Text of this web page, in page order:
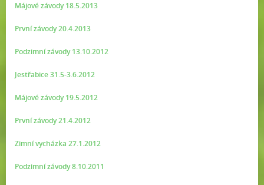
Májové závody 18.5.2013
První závody 20.4.2013
Podzimní závody 13.10.2012
Jestřabice 31.5-3.6.2012
Májové závody 19.5.2012
První závody 21.4.2012
Zimní vycházka 27.1.2012
Podzimní závody 8.10.2011